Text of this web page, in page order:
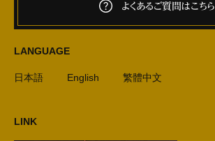
よくあるご質問はこちら
LANGUAGE
日本語 English 繁體中文
LINK